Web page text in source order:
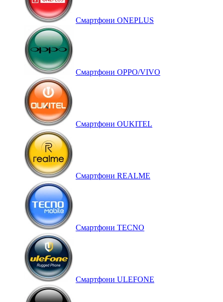
Смартфони ONEPLUS
Смартфони OPPO/VIVO
Смартфони OUKITEL
Смартфони REALME
Смартфони TECNO
Смартфони ULEFONE